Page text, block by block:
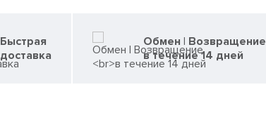
Быстрая
доставка
Обмен | Возвращение
в течение 14 дней